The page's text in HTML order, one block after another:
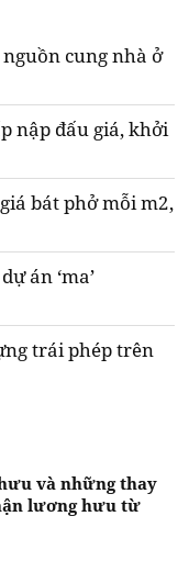
cung nhà ở
nập đấu giá, khởi
bát phở mỗi m2,
án ‘ma’
trái phép trên
và những thay
lương hưu từ